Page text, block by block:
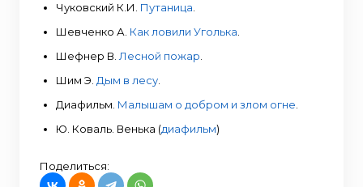
Чуковский К.И. Путаница.
Шевченко А. Как ловили Уголька.
Шефнер В.Лесной пожар.
Шим Э. Дым в лесу.
Диафильм. Малышам о добром и злом огне.
Ю. Коваль. Венька (диафильм)
Поделиться: